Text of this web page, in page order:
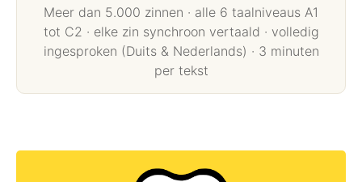
Meer dan 5.000 zinnen · alle 6 taalniveaus A1
tot C2 · elke zin synchroon vertaald · volledig
ingesproken (Duits & Nederlands) · 3 minuten
per tekst